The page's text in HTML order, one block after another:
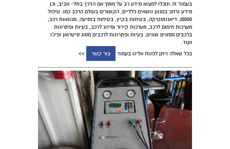
בעמוד זה תוכלו למצוא מידע רב על מוסך אמ הדרך בתל- אביב, וכן
מידע נרחב במגוון נושאים כלליים, הקשורים בעולם הרכב כמו: טיפול
10000, דיאגנוסטיקה, בטיחות בקיץ, בטיחות בנסיעה, מכונאות רכב,
מערכות חימום לרכב, מערכות קירור ומיזוג לרכב, בעיות ופתרונות
ברכבים מסוגים שונים, בעיות ופתרונות לרכבים מסוג סיטרואן ופיג'ו
ועוד.
בכל שאלה ניתן לפנות אלינו בעמוד
צור קשר >>